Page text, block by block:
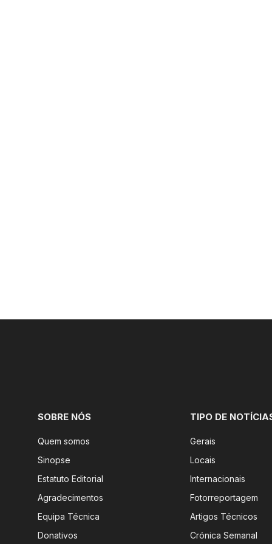
SOBRE NÓS
Quem somos
Sinopse
Estatuto Editorial
Agradecimentos
Equipa Técnica
Donativos
TIPO DE
Gerais
Locais
Internacionais
Fotorreportagem
Artigos Técnicos
Crónica Semanal